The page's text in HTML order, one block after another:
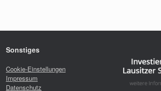
Sonstiges
Cookie-Einstellungen
Impressum
Datenschutz